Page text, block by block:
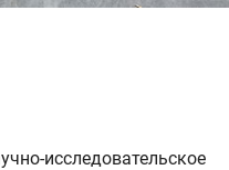
исследовательское